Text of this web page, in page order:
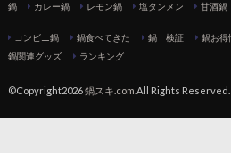
鍋
カレー鍋 レモン鍋 塩タンメン 甘酒鍋
コンビニ鍋 鍋食べてきた 鍋 検証 鍋お得
鍋関連グッズ
ランキング
©Copyright2026鍋スキ.com .All Rights Reserved.